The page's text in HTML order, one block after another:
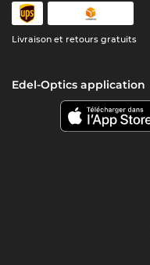
Livraison et retours gratuits
Edel-Optics application